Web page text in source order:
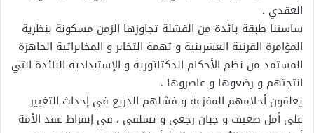
العقدي .
ساستنا طبقة بائدة من الفشلة تجاوزها الزمن مسكونة بنظرية
المؤامرة القرنية العشرينية و تهمة التخابر و المخابراتية الجاهزة
المستمد من نظم الأحكام الدكتاتورية و الإستبدادية البائدة التي
انتجتهم و رضعوها و عاصروها .
يعلقون أحلامهم المفزعة و فشلهم الذريع في إحداث التغيير
على أمل ضعيف و جبان رجعي و تسلقي ، في إنفراط عقد الأمة